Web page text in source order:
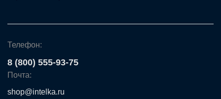
Телефон:
8 (800) 555-93-75
Почта:
shop@intelka.ru